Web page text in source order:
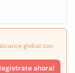
global con
ahora!